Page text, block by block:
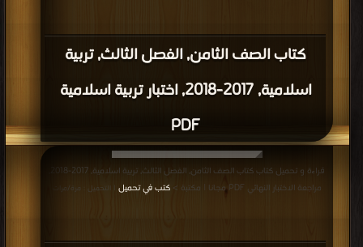
كتاب الصف الثامن, الفصل الثالث, تربية
اسلامية, 2017-2018, اختبار تربية اسلامية
PDF
مراجعة الاختبار النهائي PDF مجانا | مكتبة >
كتب في تحميل | التحميل : مرة/مرات